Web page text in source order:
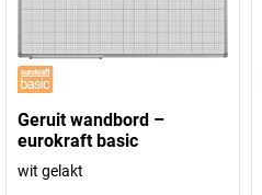
Geruit wandbord –
eurokraft basic
wit gelakt